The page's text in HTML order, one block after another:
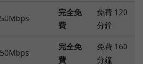
50Mbps
完全免
費
免費 120
分鐘
50Mbps
完全免
費
免費 160
分鐘